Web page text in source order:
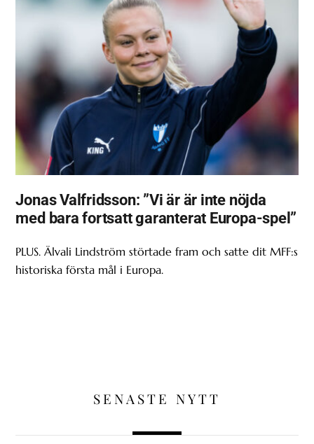
Jonas Valfridsson: ”Vi är är inte nöjda
med bara fortsatt garanterat Europa-spel”
PLUS. Älvali Lindström störtade fram och satte dit MFF:s
historiska första mål i Europa.
SENASTE NYTT